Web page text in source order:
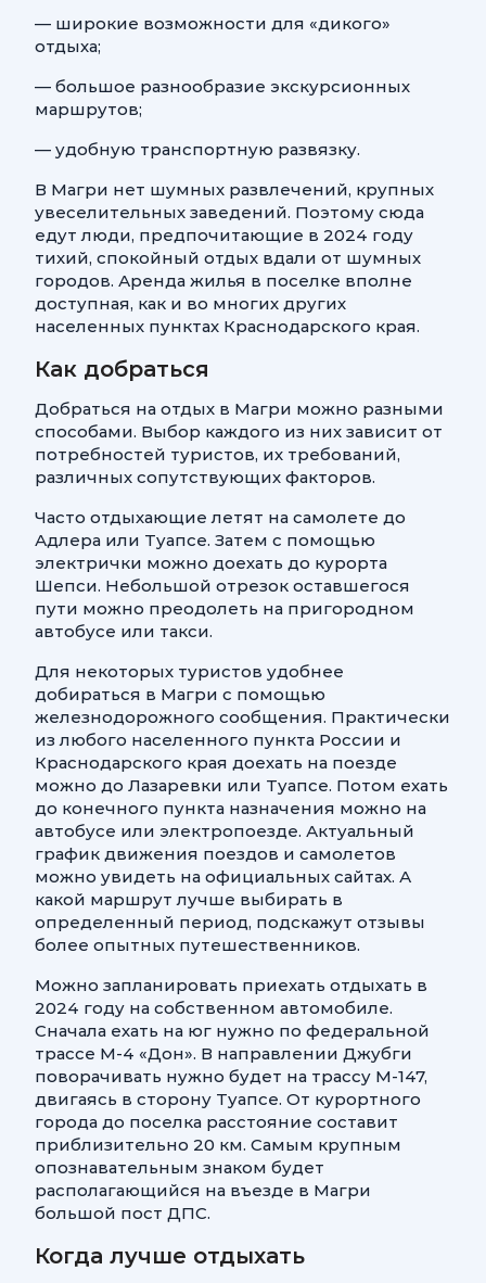
— широкие возможности для «дикого»
отдыха;
— большое разнообразие экскурсионных
маршрутов;
— удобную транспортную развязку.
В Магри нет шумных развлечений, крупных
увеселительных заведений. Поэтому сюда
едут люди, предпочитающие в 2024 году
тихий, спокойный отдых вдали от шумных
городов. Аренда жилья в поселке вполне
доступная, как и во многих других
населенных пунктах Краснодарского края.
Как добраться
Добраться на отдых в Магри можно разными
способами. Выбор каждого из них зависит от
потребностей туристов, их требований,
различных сопутствующих факторов.
Часто отдыхающие летят на самолете до
Адлера или Туапсе. Затем с помощью
электрички можно доехать до курорта
Шепси. Небольшой отрезок оставшегося
пути можно преодолеть на пригородном
автобусе или такси.
Для некоторых туристов удобнее
добираться в Магри с помощью
железнодорожного сообщения. Практически
из любого населенного пункта России и
Краснодарского края доехать на поезде
можно до Лазаревки или Туапсе. Потом ехать
до конечного пункта назначения можно на
автобусе или электропоезде. Актуальный
график движения поездов и самолетов
можно увидеть на официальных сайтах. А
какой маршрут лучше выбирать в
определенный период, подскажут отзывы
более опытных путешественников.
Можно запланировать приехать отдыхать в
2024 году на собственном автомобиле.
Сначала ехать на юг нужно по федеральной
трассе М-4 «Дон». В направлении Джубги
поворачивать нужно будет на трассу М-147,
двигаясь в сторону Туапсе. От курортного
города до поселка расстояние составит
приблизительно 20 км. Самым крупным
опознавательным знаком будет
располагающийся на въезде в Магри
большой пост ДПС.
Когда лучше отдыхать